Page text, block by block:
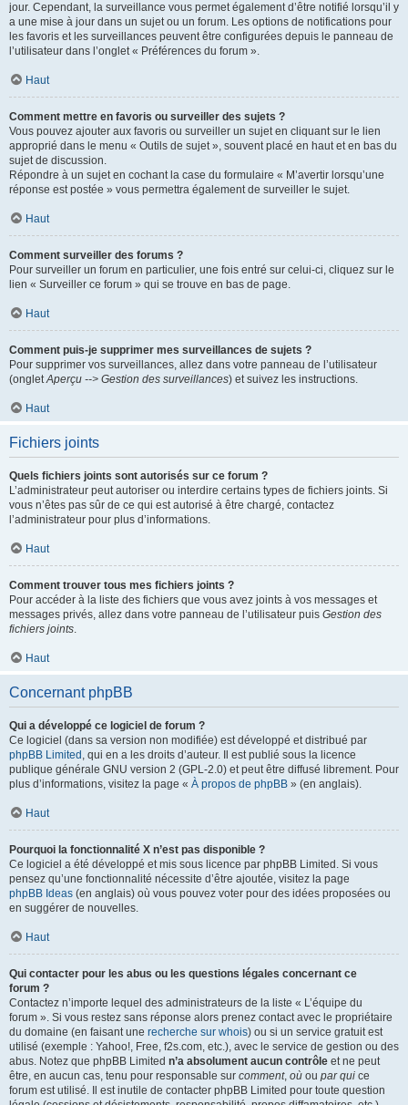
jour. Cependant, la surveillance vous permet également d’être notifié lorsqu’il y
a une mise à jour dans un sujet ou un forum. Les options de notifications pour
les favoris et les surveillances peuvent être configurées depuis le panneau de
l’utilisateur dans l’onglet « Préférences du forum ».
Haut
Comment mettre en favoris ou surveiller des sujets ?
Vous pouvez ajouter aux favoris ou surveiller un sujet en cliquant sur le lien
approprié dans le menu « Outils de sujet », souvent placé en haut et en bas du
sujet de discussion.
Répondre à un sujet en cochant la case du formulaire « M’avertir lorsqu’une
réponse est postée » vous permettra également de surveiller le sujet.
Haut
Comment surveiller des forums ?
Pour surveiller un forum en particulier, une fois entré sur celui-ci, cliquez sur le
lien « Surveiller ce forum » qui se trouve en bas de page.
Haut
Comment puis-je supprimer mes surveillances de sujets ?
Pour supprimer vos surveillances, allez dans votre panneau de l’utilisateur
(ongletAperçu --> Gestion des surveillances) et suivez les instructions.
Haut
Fichiers joints
Quels fichiers joints sont autorisés sur ce forum ?
L’administrateur peut autoriser ou interdire certains types de fichiers joints. Si
vous n’êtes pas sûr de ce qui est autorisé à être chargé, contactez
l’administrateur pour plus d’informations.
Haut
Comment trouver tous mes fichiers joints ?
Pour accéder à la liste des fichiers que vous avez joints à vos messages et
messages privés, allez dans votre panneau de l’utilisateur puis Gestion des
fichiers joints.
Haut
Concernant phpBB
Qui a développé ce logiciel de forum ?
Ce logiciel (dans sa version non modifiée) est développé et distribué par
phpBB Limited , qui en a les droits d’auteur. Il est publié sous la licence
publique générale GNU version 2 (GPL-2.0) et peut être diffusé librement. Pour
plus d’informations, visitez la page « À propos de phpBB » (en anglais).
Haut
Pourquoi la fonctionnalité X n’est pas disponible ?
Ce logiciel a été développé et mis sous licence par phpBB Limited. Si vous
pensez qu’une fonctionnalité nécessite d’être ajoutée, visitez la page
phpBB Ideas (en anglais) où vous pouvez voter pour des idées proposées ou
en suggérer de nouvelles.
Haut
Qui contacter pour les abus ou les questions légales concernant ce
forum ?
Contactez n’importe lequel des administrateurs de la liste « L’équipe du
forum ». Si vous restez sans réponse alors prenez contact avec le propriétaire
du domaine (en faisant une recherche sur whois) ou si un service gratuit est
utilisé (exemple : Yahoo!, Free, f2s.com, etc.), avec le service de gestion ou des
abus. Notez que phpBB Limited n’a absolument aucun contrôle et ne peut
être, en aucun cas, tenu pour responsable sur comment, où ou par qui ce
forum est utilisé. Il est inutile de contacter phpBB Limited pour toute question